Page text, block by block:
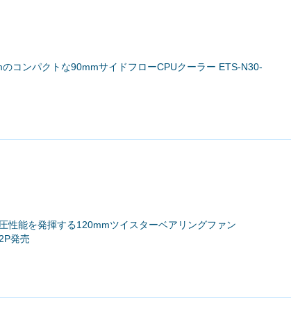
コンパクトな90mmサイドフローCPUクーラー ETS-N30-
性能を発揮する120mmツイスターベアリングファン
発売